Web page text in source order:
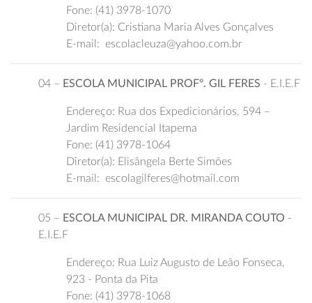
Fone: (41) 3978-1070
Diretor(a): Cristiana Maria Alves Gonçalves
E-mail: escolacleuza@yahoo.com.br
04 – ESCOLA MUNICIPAL PROFº. GIL FERES - E.I.E.F
Endereço: Rua dos Expedicionários, 594 –
Jardim Residencial Itapema
Fone: (41) 3978-1064
Diretor(a): Elisângela Berte Simões
E-mail: escolagilferes@hotmail.com
05 – ESCOLA MUNICIPAL DR. MIRANDA COUTO -
E.I.E.F
Endereço: Rua Luiz Augusto de Leão Fonseca,
923 - Ponta da Pita
Fone: (41) 3978-1068